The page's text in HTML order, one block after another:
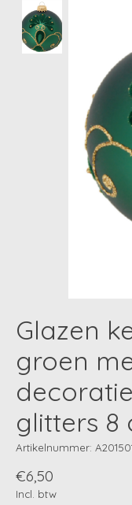
Glazen
groen
glitters 8
Artikelnummer:
€6,50
Incl. btw